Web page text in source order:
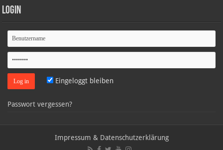
Login
Eingeloggt bleiben
Passwort vergessen?
Impressum & Datenschutzerklärung